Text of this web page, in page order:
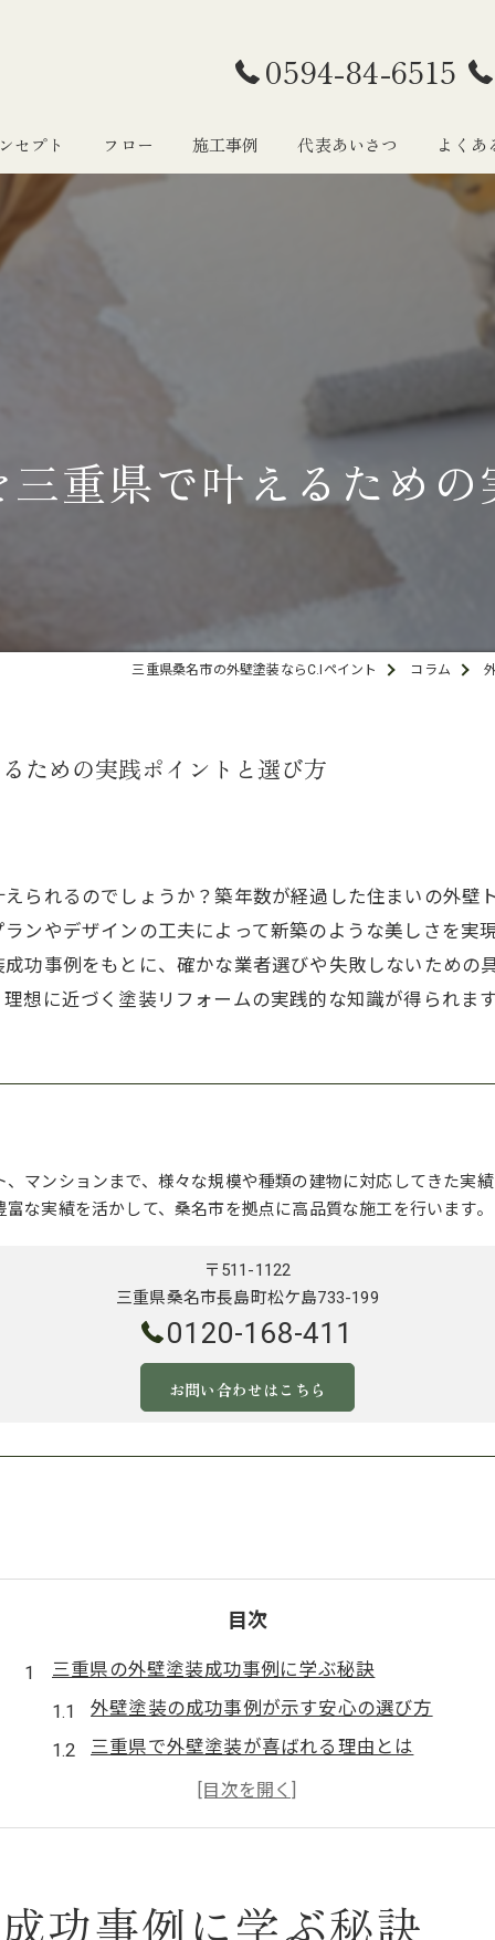
0594-84-6515
セプト フロー 施工事例 代表あいさつ よくあ
重県で叶えるため
三重県桑名市の外壁塗装ならC.Iペイント コラム
ための実践ポイントと選び方
られるのでしょうか？築年数が経過した住まいの外壁
ンやデザインの工夫によって新築のような美しさを実
功事例をもとに、確かな業者選びや失敗しないための
想に近づく塗装リフォームの実践的な知識が得られま
、マンションまで、様々な規模や種類の建物に対応してきた実
な実績を活かして、桑名市を拠点に高品質な施工を行います。
〒511-1122
三重県桑名市長島町松ケ島733-199
0120-168-411
お問い合わせはこちら
目次
三重県の外壁塗装成功事例に学ぶ秘訣
外壁塗装の成功事例が示す安心の選び方
三重県で外壁塗装が喜ばれる理由とは
施工事例から分かる外壁塗装の工夫と効果
外壁塗装で住まいの印象が変わるポイント
外壁塗装で新築のような美観を実現する方法
功事例に学ぶ秘訣